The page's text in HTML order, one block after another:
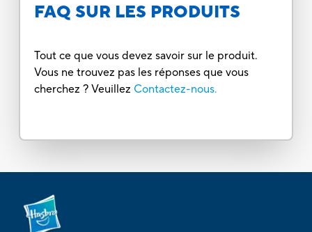
FAQ SUR LES PRODUITS
Tout ce que vous devez savoir sur le produit.
Vous ne trouvez pas les réponses que vous
cherchez ? Veuillez Contactez-nous.